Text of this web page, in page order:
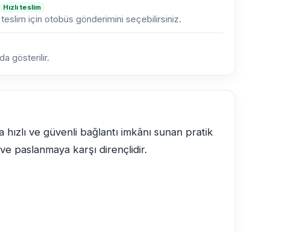
Hızlı teslim
teslim için otobüs gönderimini seçebilirsiniz.
gösterilir.
ve güvenli bağlantı imkânı sunan pratik
paslanmaya karşı dirençlidir.